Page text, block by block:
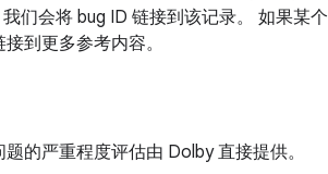
们会将 bug ID 链接到该记录。 如果某个
到更多参考内容。
的严重程度评估由 Dolby 直接提供。